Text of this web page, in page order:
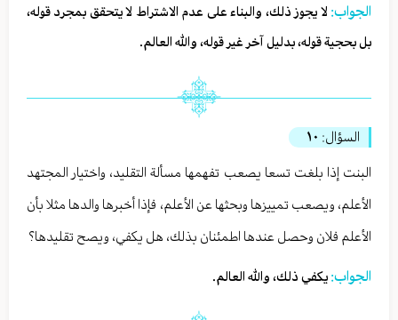
الجواب: لا يجوز ذلك، والبناء على عدم الاشتراط لا يتحقق بمجرد قوله،
بل بحجية قوله، بدليل آخر غير قوله، والله العالم.
السؤال: ١٠
البنت إذا بلغت تسعا يصعب تفهمها مسألة التقليد، واختيار المجتهد
الأعلم، ويصعب تمييزها وبحثها عن الأعلم، فإذا أخبرها والدها مثلا بأن
الأعلم فلان وحصل عندها اطمئنان بذلك، هل يكفي، ويصح تقليدها؟
الجواب: يكفي ذلك، والله العالم.